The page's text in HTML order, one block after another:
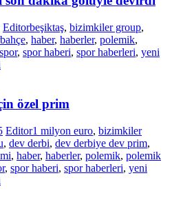
Editorbeşiktaş, bizimkiler group,
, haber, haberler, polemik,
spor, spor haberi, spor haberleri, yeni
özel prim
Editor1 milyon euro, bizimkiler
, dev derbi, dev derbiye dev prim,
, haber, haberler, polemik, polemik
, spor haberi, spor haberleri, yeni